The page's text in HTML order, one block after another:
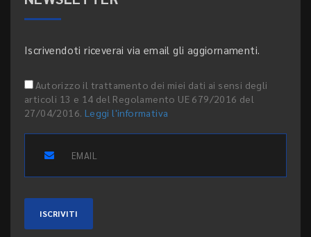
Iscrivendoti riceverai via email gli aggiornamenti.
Autorizzo il trattamento dei miei dati ai sensi degli
articoli 13 e 14 del Regolamento UE 679/2016 del
27/04/2016. Leggi l'informativa
ISCRIVITI